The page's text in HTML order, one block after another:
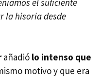
el suficiente
la hisoria desde
añadió lo intenso que
motivo y que era